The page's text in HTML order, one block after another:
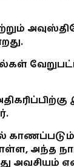
அந்த